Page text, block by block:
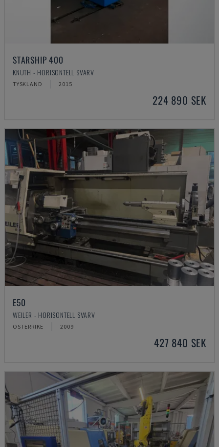
STARSHIP 400
KNUTH - HORISONTELL SVARV
TYSKLAND 2015
224 890 SEK
E50
WEILER - HORISONTELL SVARV
ÖSTERRIKE 2009
427 840 SEK